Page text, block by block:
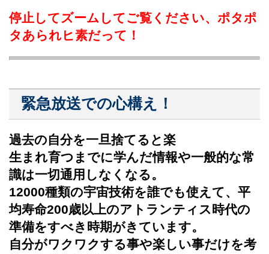
停止してズームしてご覧ください、ポタポ
タあられヒ素だって！
緊急放送での心構え！
過去の自分を一旦捨てると楽
生まれ育つまでに学んだ情報や一般的な常
識は一切通用しなくなる。
12000種類の宇宙技術を誰でも使えて、平
均寿命200歳以上のアトランティス時代の
準備をすべき時期がきています。
自分がワクワクする事や楽しい事だけを考